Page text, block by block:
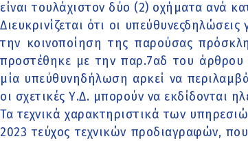
είναι τουλάχιστον δύο (2) οχήματα ανά
Διευκρινίζεται ότι οι
την κοινοποίηση της παρούσας
προστέθηκε με την παρ.7αδ του άρθρου
μία υπεύθυνηδήλωση αρκεί να
οι σχετικές Υ.Δ. μπορούν να εκδίδονται
Τα τεχνικά χαρακτηριστικά των
2023 τεύχος τεχνικών προδιαγραφών,